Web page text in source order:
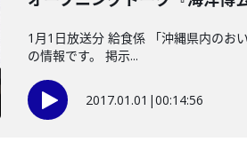
1月1日放送分 給食係 「沖縄県内のお
の情報です。 掲示...
2017.01.01 |00:14:56